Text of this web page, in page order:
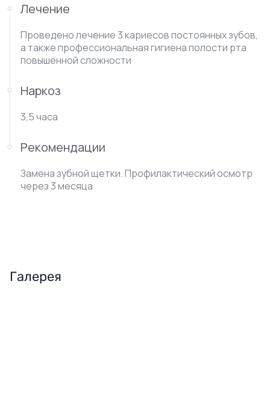
Лечение
Проведено лечение 3 кариесов постоянных зубов,
а также профессиональная гигиена полости рта
повышенной сложности
Наркоз
3,5 часа
Рекомендации
Замена зубной щетки. Профилактический осмотр
через 3 месяца
Галерея